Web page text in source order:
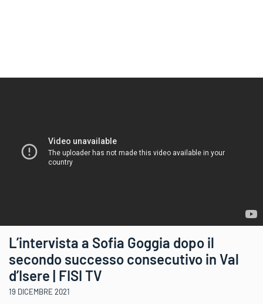
L’intervista a Sofia Goggia dopo il
secondo successo consecutivo in Val
d’Isere | FISI TV
19 DICEMBRE 2021